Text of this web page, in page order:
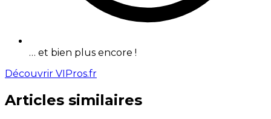
… et bien plus encore !
Découvrir VIPros.fr
Articles similaires